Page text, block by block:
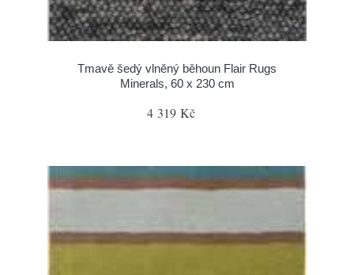
Tmavě šedý vlněný běhoun Flair Rugs
Minerals, 60 x 230 cm
4 319 Kč